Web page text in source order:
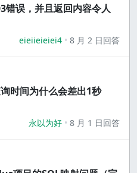
错误，并且返回内容令人
eieiieieiei4 8 月 2 日回答
时间为什么会差出1秒
永以为好 8 月 1 日回答